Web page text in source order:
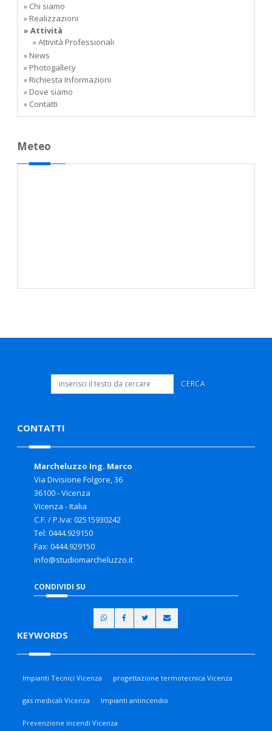
» Chi siamo
» Realizzazioni
» Attività
» Attività Professionali
» News
» Photogallery
» Richiesta Informazioni
» Dove siamo
» Contatti
Meteo
CONTATTI
Marcheluzzo Ing. Marco
Via Divisione Folgore, 36
36100 - Vicenza
Vicenza - Italia
C.F. / P.Iva: 02515930242
Tel: 0444.929150
Fax: 0444.929150
info@studiomarcheluzzo.it
CONDIVIDI SU
KEYWORDS
Impianti Tecnici Vicenza progettazione termotecnica Vicenza
gas medicali Vicenza Impianti antincendio
Prevenzione incendi Vicenza